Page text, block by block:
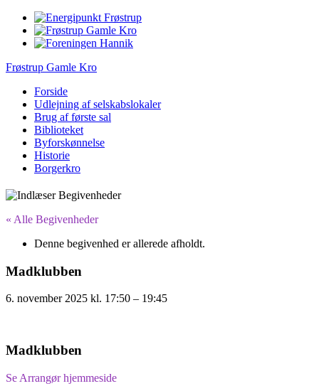
Frøstrup Gamle Kro
Forside
Udlejning af selskabslokaler
Brug af første sal
Biblioteket
Byforskønnelse
Historie
Borgerkro
« Alle Begivenheder
Denne begivenhed er allerede afholdt.
Madklubben
6. november 2025 kl. 17:50 – 19:45
Madklubben
Se Arrangør hjemmeside